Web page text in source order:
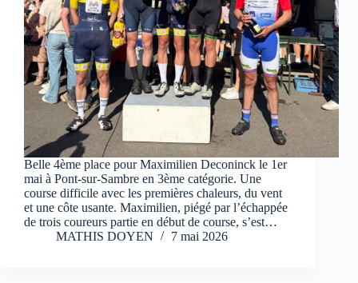
Belle 4ème place pour Maximilien Deconinck le 1er
mai à Pont-sur-Sambre en 3ème catégorie. Une
course difficile avec les premières chaleurs, du vent
et une côte usante. Maximilien, piégé par l’échappée
de trois coureurs partie en début de course, s’est…
MATHIS DOYEN
7 mai 2026